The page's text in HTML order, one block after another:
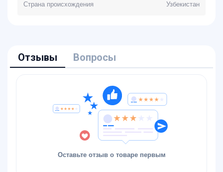
Страна происхождения Узбекистан
Отзывы Вопросы
Оставьте отзыв о товаре первым